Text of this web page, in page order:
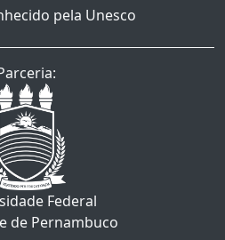
pela Unesco
Federal
de Pernambuco